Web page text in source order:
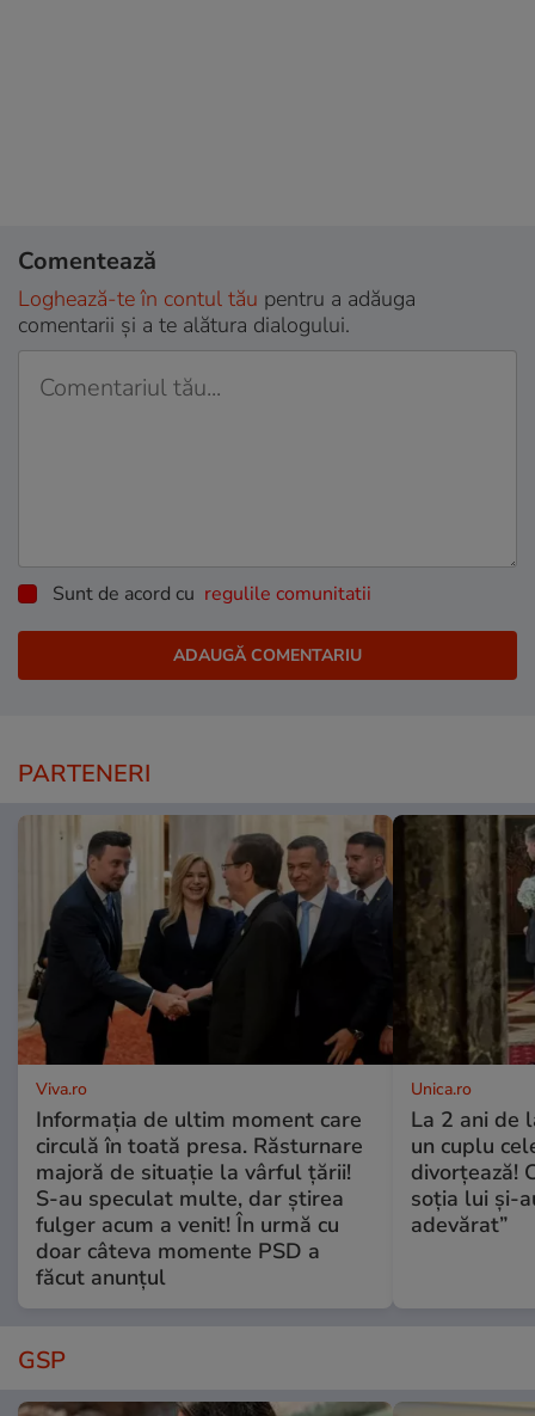
Comentează
Loghează-te în contul tău pentru a adăuga
comentarii și a te alătura dialogului.
Sunt de acord cu regulile comunitatii
PARTENERI
Viva.ro
Informația de ultim moment care
circulă în toată presa. Răsturnare
majoră de situație la vârful țării!
S-au speculat multe, dar știrea
fulger acum a venit! În urmă cu
doar câteva momente PSD a
făcut anunțul
Unica.ro
La 2 ani de
un cuplu
divorțează!
soția lui și-
adevărat”
GSP